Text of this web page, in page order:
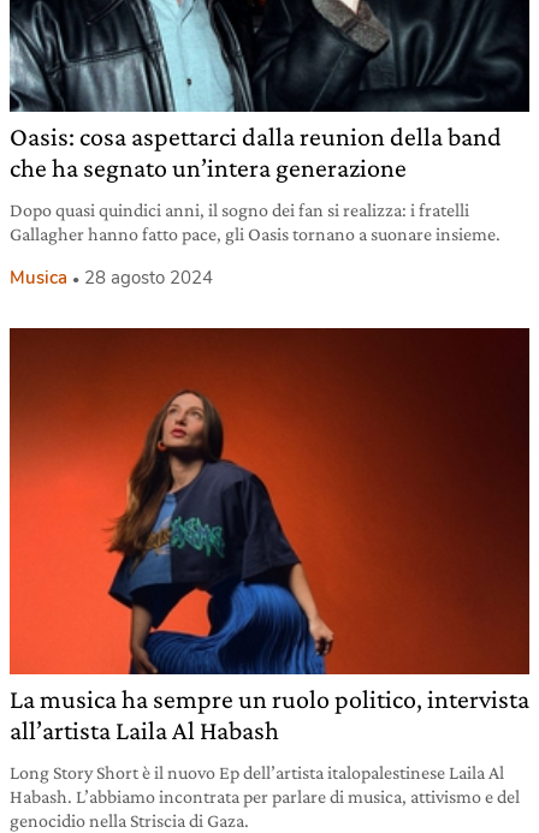
Oasis: cosa aspettarci dalla reunion della band
che ha segnato un’intera generazione
Dopo quasi quindici anni, il sogno dei fan si realizza: i fratelli
Gallagher hanno fatto pace, gli Oasis tornano a suonare insieme.
Musica 28 agosto 2024
La musica ha sempre un ruolo politico, intervista
all’artista Laila Al Habash
Long Story Short è il nuovo Ep dell’artista italopalestinese Laila Al
Habash. L’abbiamo incontrata per parlare di musica, attivismo e del
genocidio nella Striscia di Gaza.